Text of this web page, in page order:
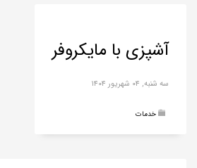
آشپزی با مایکروفر
سه شنبه, ۰۴ شهریور ۱۴۰۴
خدمات